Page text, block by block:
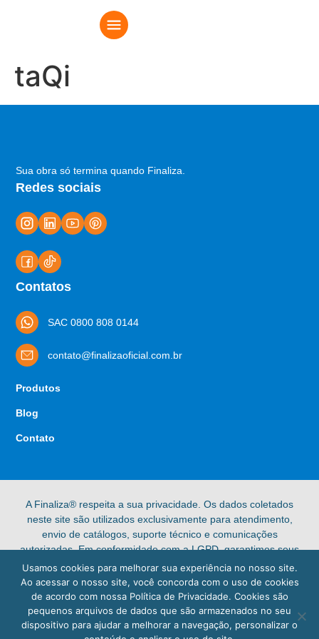
taQi
Sua obra só termina quando Finaliza.
Redes sociais
Contatos
SAC 0800 808 0144
contato@finalizaoficial.com.br
Produtos
Blog
Contato
A Finaliza® respeita a sua privacidade. Os dados coletados
neste site são utilizados exclusivamente para atendimento,
envio de catálogos, suporte técnico e comunicações
autorizadas. Em conformidade com a LGPD, garantimos seus
direitos de acesso, retificação e exclusão de dados pessoais.
Confira nossa [Política de Privacidade] completa para mais
informações.
© 2025 Finaliza®. Todos os direitos reservados.
Usamos cookies para melhorar sua experiência no nosso site.
Ao acessar o nosso site, você concorda com o uso de cookies
de acordo com nossa Política de Privacidade. Cookies são
pequenos arquivos de dados que são armazenados no seu
dispositivo para ajudar a melhorar a navegação, personalizar o